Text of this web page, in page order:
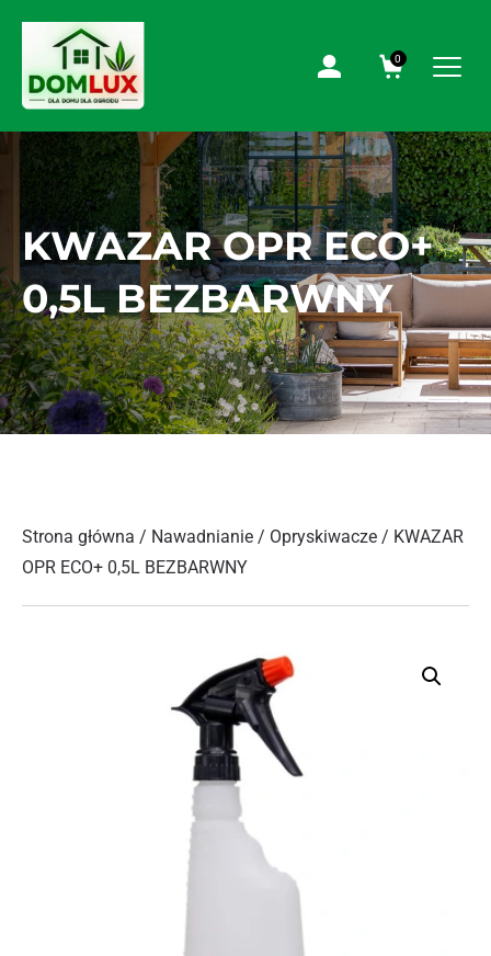
0
KWAZAR OPR ECO+
0,5L BEZBARWNY
Strona główna / Nawadnianie / Opryskiwacze / KWAZAR
OPR ECO+ 0,5L BEZBARWNY